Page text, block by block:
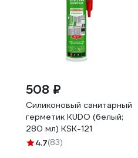
508 ₽
Силиконовый санитарный
герметик KUDO (белый;
280 мл) KSK-121
4.7(83)